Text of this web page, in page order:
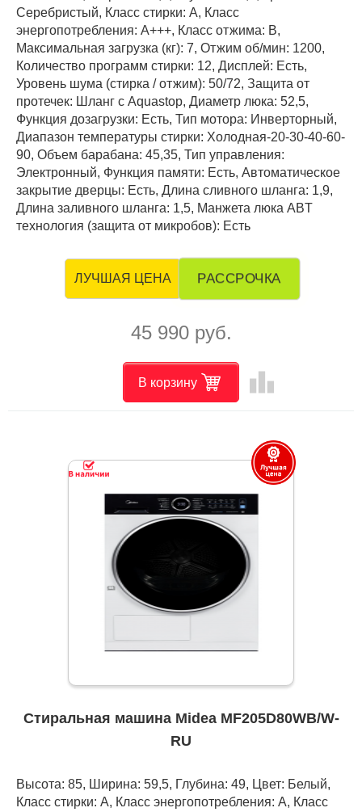
Серебристый, Класс стирки: A, Класс
энергопотребления: А+++, Класс отжима: B,
Максимальная загрузка (кг): 7, Отжим об/мин: 1200,
Количество программ стирки: 12, Дисплей: Есть,
Уровень шума (стирка / отжим): 50/72, Защита от
протечек: Шланг с Aquastop, Диаметр люка: 52,5,
Функция дозагрузки: Есть, Тип мотора: Инверторный,
Диапазон температуры стирки: Холодная-20-30-40-60-
90, Объем барабана: 45,35, Тип управления:
Электронный, Функция памяти: Есть, Автоматическое
закрытие дверцы: Есть, Длина сливного шланга: 1,9,
Длина заливного шланга: 1,5, Манжета люка AВT
технология (защита от микробов): Есть
ЛУЧШАЯ ЦЕНА РАССРОЧКА
45 990 руб.
В корзину leaderboard
Стиральная машина Midea MF205D80WB/W-
RU
Высота: 85, Ширина: 59,5, Глубина: 49, Цвет: Белый,
Класс стирки: A, Класс энергопотребления: A, Класс